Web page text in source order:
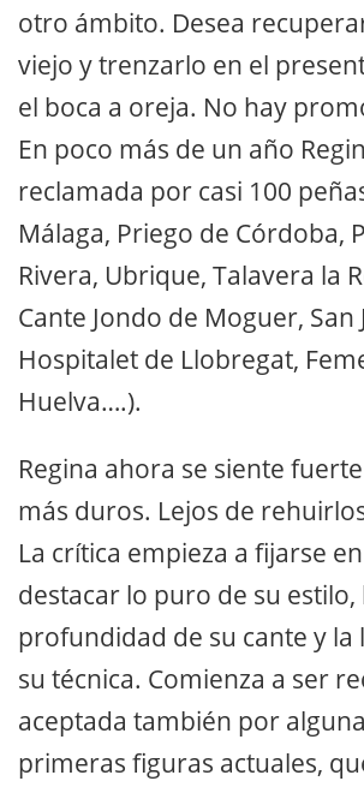
otro ámbito. Desea
viejo y trenzarlo en el
el boca a oreja. No hay
En poco más de un año
reclamada por casi 100
Málaga, Priego de Córdoba,
Rivera, Ubrique, Talavera la
Cante Jondo de Moguer, San
Hospitalet de Llobregat,
Huelva….).
Regina ahora se siente
más duros. Lejos de
La crítica empieza a fijarse
destacar lo puro de su estilo,
profundidad de su cante y la
su técnica. Comienza a ser
aceptada también por
primeras figuras actuales,